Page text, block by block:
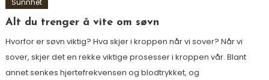
Alt du trenger å vite om søvn
Hvorfor er søvn viktig? Hva skjer i kroppen når vi sover? Når vi
sover, skjer det en rekke viktige prosesser i kroppen vår. Blant
annet senkes hjertefrekvensen og blodtrykket, og